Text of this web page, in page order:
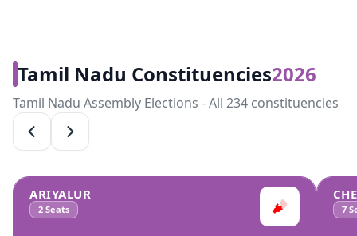
Tamil Nadu Constituencies2026
Tamil Nadu Assembly Elections - All 234 constituencies
ARIYALUR
2 Seats 7